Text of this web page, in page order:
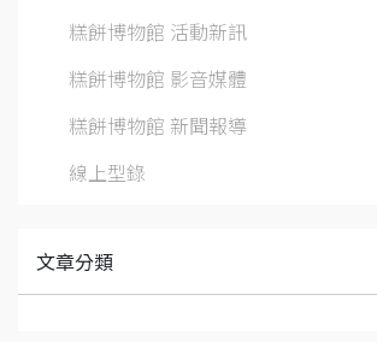
糕餅博物館 活動新訊
糕餅博物館 影音媒體
糕餅博物館 新聞報導
線上型錄
文章分類